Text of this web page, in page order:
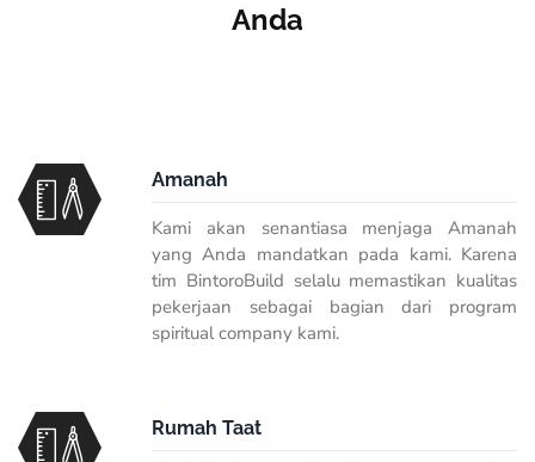
Anda
Amanah
Kami akan senantiasa menjaga Amanah
yang Anda mandatkan pada kami. Karena
tim BintoroBuild selalu memastikan kualitas
pekerjaan sebagai bagian dari program
spiritual company kami.
Rumah Taat